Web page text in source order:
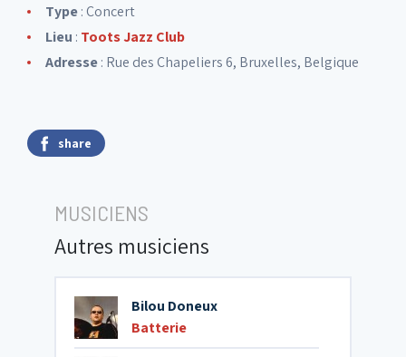
Type: Concert
Lieu : Toots Jazz Club
Adresse: Rue des Chapeliers 6, Bruxelles, Belgique
share
MUSICIENS
Autres musiciens
Bilou Doneux
Batterie